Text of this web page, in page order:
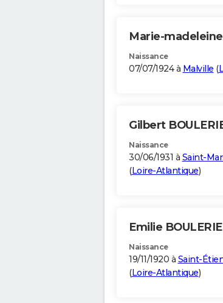
Marie-madeleine
Naissance
07/07/1924 à Malville (
Gilbert
Naissance
30/06/1931 à Saint-
(Loire-Atlantique)
Emilie BOULERIE
Naissance
19/11/1920 à Saint-
(Loire-Atlantique)